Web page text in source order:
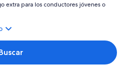
extra para los conductores jóvenes o